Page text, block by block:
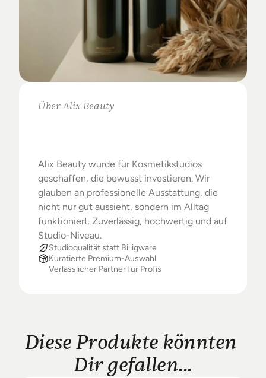
Über Alix Beauty
Alix Beauty wurde für Kosmetikstudios
geschaffen, die bewusst investieren. Wir
glauben an professionelle Ausstattung, die
nicht nur gut aussieht, sondern im Alltag
funktioniert. Zuverlässig, hochwertig und auf
Studio-Niveau.
Studioqualität statt Billigware
Kuratierte Premium-Auswahl
Verlässlicher Partner für Profis
Diese Produkte könnten
Dir gefallen...